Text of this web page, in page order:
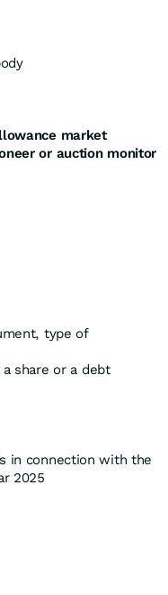
market
or auction monitor
type of
share or a debt
in connection with the
2025